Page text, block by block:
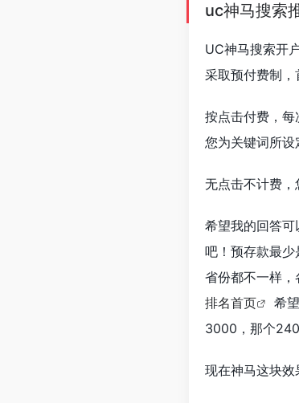
uc神马搜索
UC神马搜索开
采取预付费制
按点击付费，
您为关键词所设
无点击不计费，
希望我的回答可
吧！预存款最
省份都不一样
排名首页
希
3000，那个
现在神马这块效